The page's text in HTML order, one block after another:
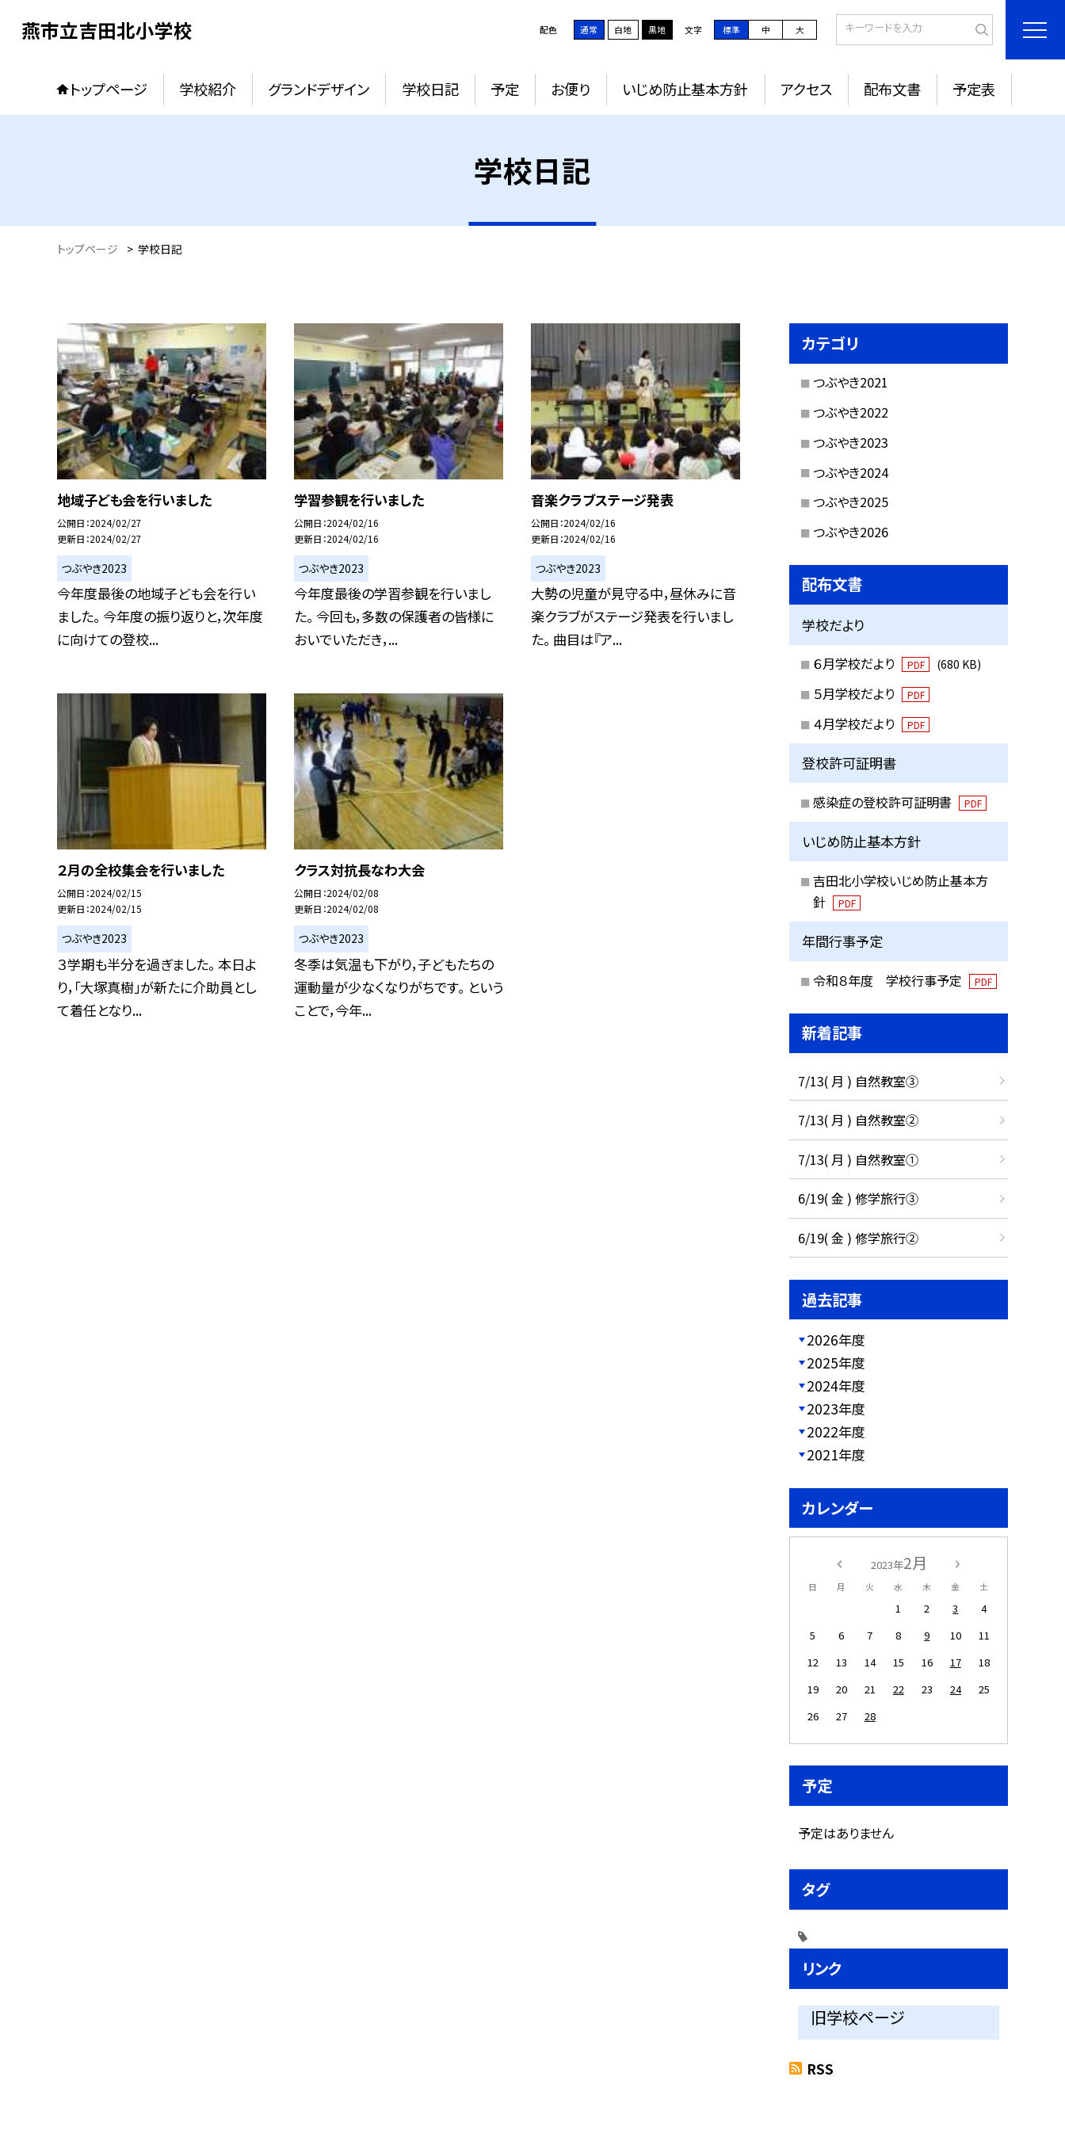
燕市立吉田北小学校 配色 通常 白地 黒地 文字 標準 中 大
トップページ 学校紹介 グランドデザイン 学校日記 予定 お便り いじめ防止基本方針 アクセス 配布文書 予定表
学校日記
トップページ > 学校日記
地域子ども会を行いました
公開日 2024/02/27
更新日 2024/02/27
つぶやき2023
今年度最後の地域子ども会を行い
ました。 今年度の振り返りと，次年度
に向けての登校...
学習参観を行いました
公開日 2024/02/16
更新日 2024/02/16
つぶやき2023
今年度最後の学習参観を行いまし
た。 今回も，多数の保護者の皆様に
おいでいただき，...
音楽クラブステージ発表
公開日 2024/02/16
更新日 2024/02/16
つぶやき2023
大勢の児童が見守る中，昼休みに音
楽クラブがステージ発表を行いまし
た。 曲目は『ア...
２月の全校集会を行いました
公開日 2024/02/15
更新日 2024/02/15
つぶやき2023
３学期も半分を過ぎました。 本日よ
り，「大塚真樹」が新たに介助員とし
て着任となり...
クラス対抗長なわ大会
公開日 2024/02/08
更新日 2024/02/08
つぶやき2023
冬季は気温も下がり，子どもたちの
運動量が少なくなりがちです。 という
ことで，今年...
カテゴリ
つぶやき2021
つぶやき2022
つぶやき2023
つぶやき2024
つぶやき2025
つぶやき2026
配布文書
学校だより
６月学校だより PDF (680 KB)
５月学校だより PDF
４月学校だより PDF
登校許可証明書
感染症の登校許可証明書 PDF
いじめ防止基本方針
吉田北小学校いじめ防止基本方
針
PDF
年間行事予定
令和８年度 学校行事予定 PDF
新着記事
7/13( 月 ) 自然教室③
7/13( 月 ) 自然教室②
7/13( 月 ) 自然教室①
6/19( 金 ) 修学旅行③
6/19( 金 ) 修学旅行②
過去記事
2026年度
2025年度
2024年度
2023年度
2022年度
2021年度
カレンダー
2023年2月
日 月 火 水 木 金 土
1 2 3
4
5
6 7 8 9 10
11
12
13 14 15 16 17
18
19
20 21 22 23 24
25
26
27 28
予定
予定はありません
タグ
リンク
旧学校ページ
RSS